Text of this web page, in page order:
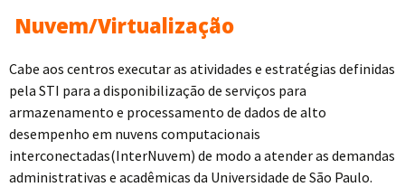
Nuvem/Virtualização
Cabe aos centros executar as atividades e estratégias definidas
pela STI para a disponibilização de serviços para
armazenamento e processamento de dados de alto
desempenho em nuvens computacionais
interconectadas(InterNuvem) de modo a atender as demandas
administrativas e acadêmicas da Universidade de São Paulo.